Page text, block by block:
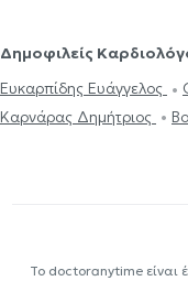
Δημοφιλείς
Ευκαρπίδης Ευάγγελος
Καρνάρας Δημήτριος
Το doctoranytime είναι